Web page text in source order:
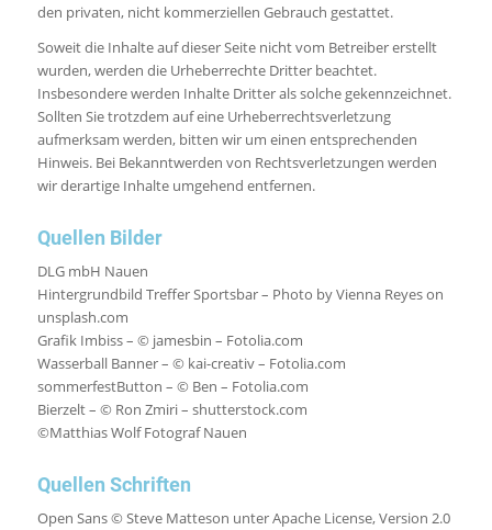
den privaten, nicht kommerziellen Gebrauch gestattet.
Soweit die Inhalte auf dieser Seite nicht vom Betreiber erstellt
wurden, werden die Urheberrechte Dritter beachtet.
Insbesondere werden Inhalte Dritter als solche gekennzeichnet.
Sollten Sie trotzdem auf eine Urheberrechtsverletzung
aufmerksam werden, bitten wir um einen entsprechenden
Hinweis. Bei Bekanntwerden von Rechtsverletzungen werden
wir derartige Inhalte umgehend entfernen.
Quellen Bilder
DLG mbH Nauen
Hintergrundbild Treffer Sportsbar – Photo by Vienna Reyes on
unsplash.com
Grafik Imbiss – © jamesbin – Fotolia.com
Wasserball Banner – © kai-creativ – Fotolia.com
sommerfestButton – © Ben – Fotolia.com
Bierzelt – © Ron Zmiri – shutterstock.com
©Matthias Wolf Fotograf Nauen
Quellen Schriften
Open Sans © Steve Matteson unter Apache License, Version 2.0